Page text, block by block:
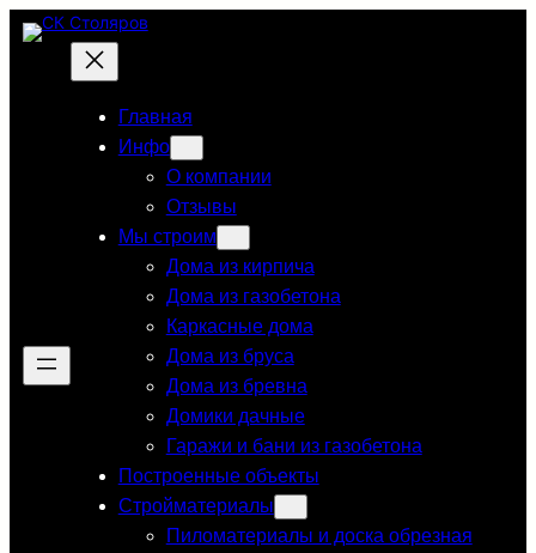
Перейти
содержимому
Главная
Инфо
О компании
Отзывы
Мы строим
Дома из кирпича
Дома из газобетона
Каркасные дома
Дома из бруса
Дома из бревна
Домики дачные
Гаражи и бани из газобетона
Построенные объекты
Стройматериалы
Пиломатериалы и доска обрезная